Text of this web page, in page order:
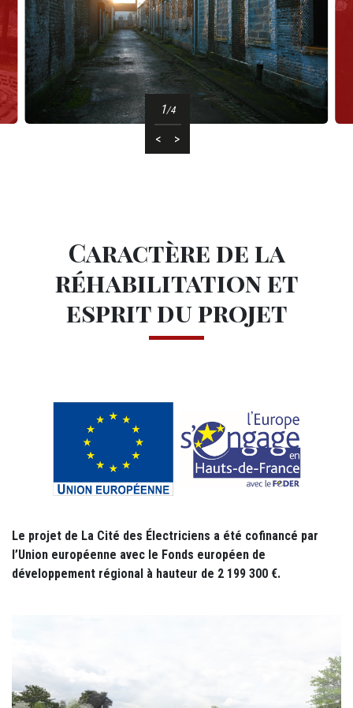
1/4
< >
Caractère de la
réhabilitation et
esprit du projet
Le projet de La Cité des Électriciens a été cofinancé par
l’Union européenne avec le Fonds européen de
développement régional à hauteur de 2 199 300 €.